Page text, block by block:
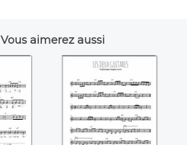
Vous aimerez aussi
Les deux guitares